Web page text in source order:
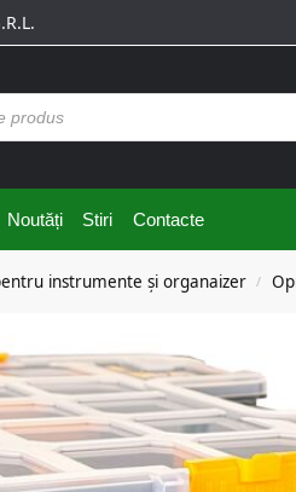
Noutăți Stiri Contacte
instrumente și organaizer /